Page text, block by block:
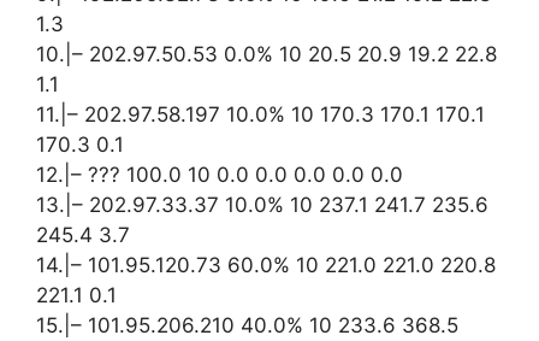
1.3
10.|– 202.97.50.53 0.0% 10 20.5 20.9 19.2 22.8
1.1
11.|– 202.97.58.197 10.0% 10 170.3 170.1 170.1
170.3 0.1
12.|– ??? 100.0 10 0.0 0.0 0.0 0.0 0.0
13.|– 202.97.33.37 10.0% 10 237.1 241.7 235.6
245.4 3.7
14.|– 101.95.120.73 60.0% 10 221.0 221.0 220.8
221.1 0.1
15.|– 101.95.206.210 40.0% 10 233.6 368.5